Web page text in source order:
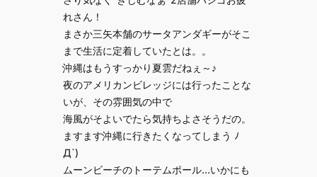
れさん！
まさか三矢本舗のサータアンダギーがそこ
まで生活に定着していたとは。。
沖縄はもうすっかり夏雲だねぇ～♪
夜のアメリカンビレッジには行ったことな
いが、その雰囲気の中で
海風がそよいでたら気持ちよさそうだの。
ますます沖縄に行きたくなってしまう ﾉ
Д`)
ムーンビーチのトーテムポール…いかにも